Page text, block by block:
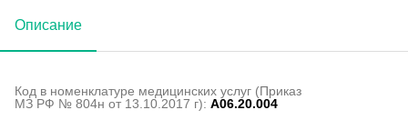
Описание
Код в номенклатуре медицинских услуг (Приказ
МЗ РФ № 804н от 13.10.2017 г): A06.20.004